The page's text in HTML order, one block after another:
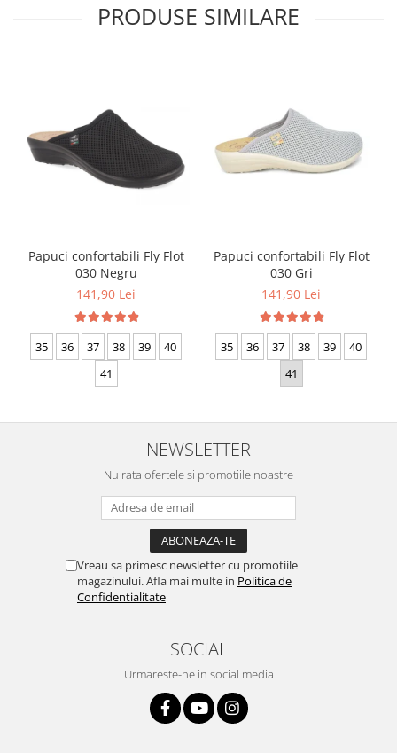
PRODUSE SIMILARE
Papuci confortabili Fly Flot
030 Negru
141,90 Lei
35 36 37 38 39
40
41
Papuci confortabili Fly Flot
030 Gri
141,90 Lei
35 36 37 38 39
40
41
NEWSLETTER
Nu rata ofertele si promotiile noastre
Vreau sa primesc newsletter cu promotiile
magazinului. Afla mai multe in Politica de
Confidentialitate
SOCIAL
Urmareste-ne in social media